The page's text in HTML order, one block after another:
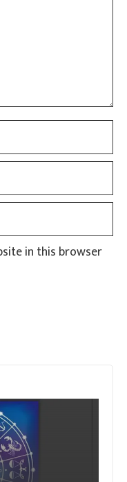
in this browser